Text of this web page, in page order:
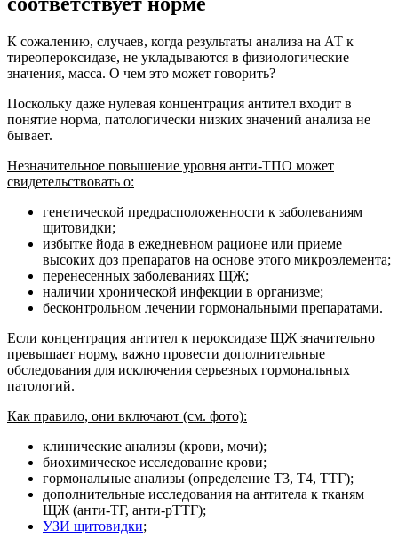
К сожалению, случаев, когда результаты анализа на АТ к
тиреопероксидазе, не укладываются в физиологические
значения, масса. О чем это может говорить?
Поскольку даже нулевая концентрация антител входит в
понятие норма, патологически низких значений анализа не
бывает.
Незначительное повышение уровня анти-ТПО может
свидетельствовать о:
генетической предрасположенности к заболеваниям
щитовидки;
избытке йода в ежедневном рационе или приеме
высоких доз препаратов на основе этого микроэлемента;
перенесенных заболеваниях ЩЖ;
наличии хронической инфекции в организме;
бесконтрольном лечении гормональными препаратами.
Если концентрация антител к пероксидазе ЩЖ значительно
превышает норму, важно провести дополнительные
обследования для исключения серьезных гормональных
патологий.
Как правило, они включают (см. фото):
клинические анализы (крови, мочи);
биохимическое исследование крови;
гормональные анализы (определение Т3, Т4, ТТГ);
дополнительные исследования на антитела к тканям
ЩЖ (анти-ТГ, анти-рТТГ);
УЗИ щитовидки;